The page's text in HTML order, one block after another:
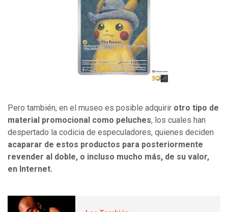
Pero también, en el museo es posible adquirir otro tipo de
material promocional como peluches, los cuales han
despertado la codicia de especuladores, quienes deciden
acaparar de estos productos para posteriormente
revender al doble, o incluso mucho más, de su valor,
en Internet.